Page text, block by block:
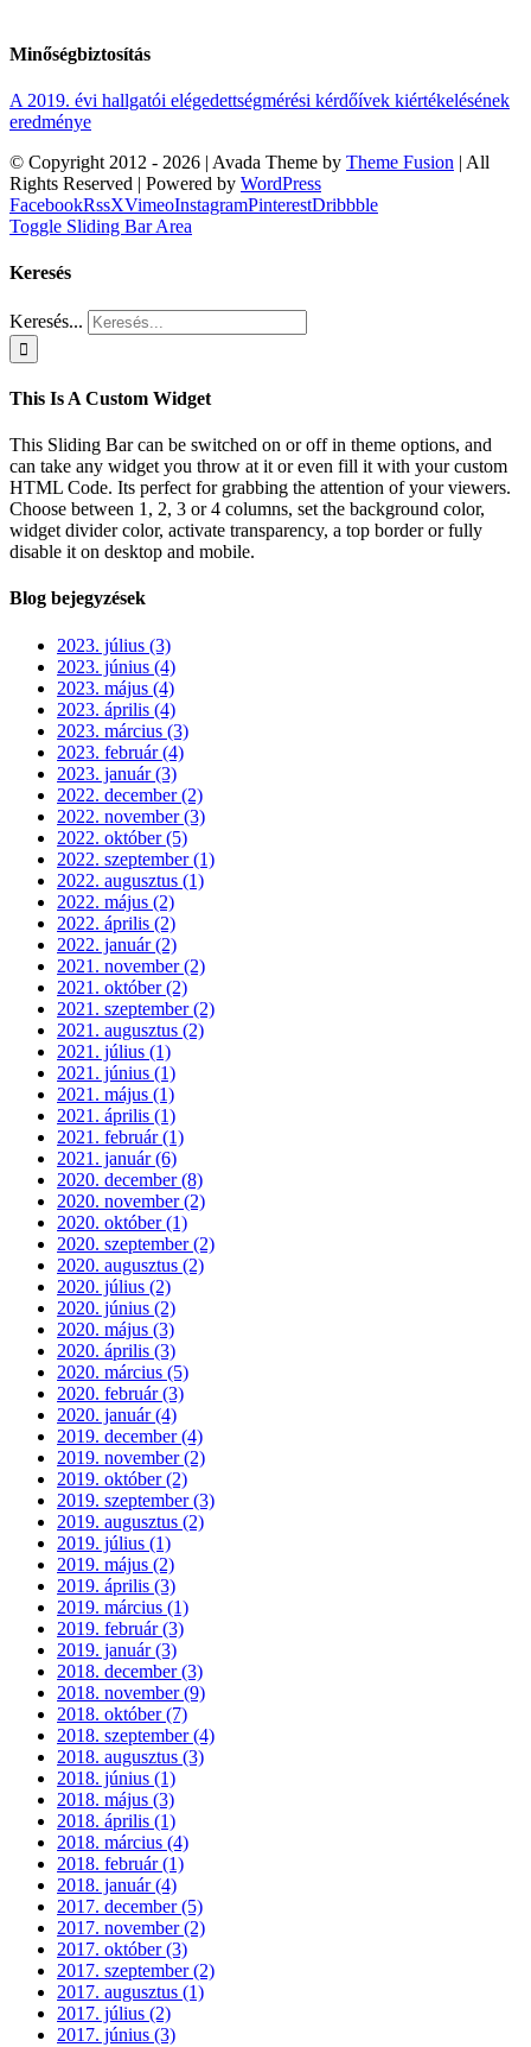
Minőségbiztosítás
A 2019. évi hallgatói elégedettségmérési kérdőívek kiértékelésének
eredménye
© Copyright 2012 - 2026 | Avada Theme by Theme Fusion | All
Rights Reserved | Powered by WordPress
FacebookRssXVimeoInstagramPinterestDribbble
Toggle Sliding Bar Area
Keresés
Keresés...
This Is A Custom Widget
This Sliding Bar can be switched on or off in theme options, and
can take any widget you throw at it or even fill it with your custom
HTML Code. Its perfect for grabbing the attention of your viewers.
Choose between 1, 2, 3 or 4 columns, set the background color,
widget divider color, activate transparency, a top border or fully
disable it on desktop and mobile.
Blog bejegyzések
2023. július (3)
2023. június (4)
2023. május (4)
2023. április (4)
2023. március (3)
2023. február (4)
2023. január (3)
2022. december (2)
2022. november (3)
2022. október (5)
2022. szeptember (1)
2022. augusztus (1)
2022. május (2)
2022. április (2)
2022. január (2)
2021. november (2)
2021. október (2)
2021. szeptember (2)
2021. augusztus (2)
2021. július (1)
2021. június (1)
2021. május (1)
2021. április (1)
2021. február (1)
2021. január (6)
2020. december (8)
2020. november (2)
2020. október (1)
2020. szeptember (2)
2020. augusztus (2)
2020. július (2)
2020. június (2)
2020. május (3)
2020. április (3)
2020. március (5)
2020. február (3)
2020. január (4)
2019. december (4)
2019. november (2)
2019. október (2)
2019. szeptember (3)
2019. augusztus (2)
2019. július (1)
2019. május (2)
2019. április (3)
2019. március (1)
2019. február (3)
2019. január (3)
2018. december (3)
2018. november (9)
2018. október (7)
2018. szeptember (4)
2018. augusztus (3)
2018. június (1)
2018. május (3)
2018. április (1)
2018. március (4)
2018. február (1)
2018. január (4)
2017. december (5)
2017. november (2)
2017. október (3)
2017. szeptember (2)
2017. augusztus (1)
2017. július (2)
2017. június (3)